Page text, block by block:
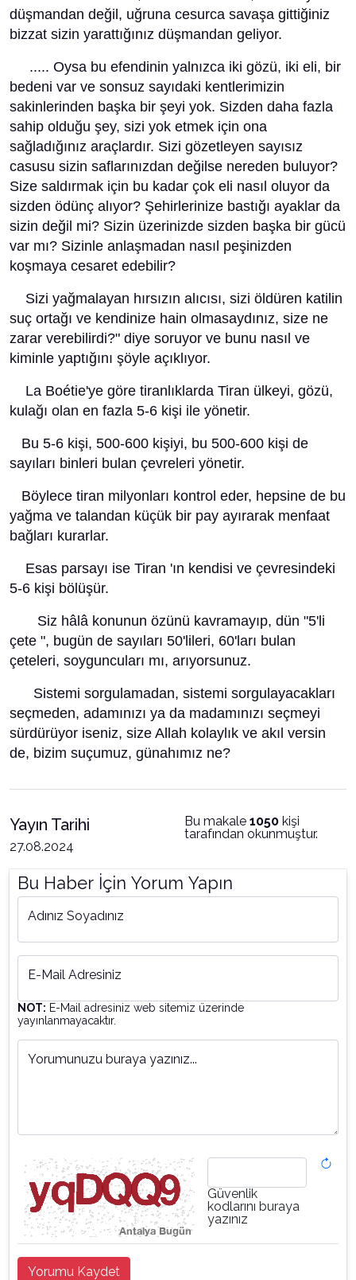
düşmandan değil, uğruna cesurca savaşa gittiğiniz
bizzat sizin yarattığınız düşmandan geliyor.
..... Oysa bu efendinin yalnızca iki gözü, iki eli, bir
bedeni var ve sonsuz sayıdaki kentlerimizin
sakinlerinden başka bir şeyi yok. Sizden daha fazla
sahip olduğu şey, sizi yok etmek için ona
sağladığınız araçlardır. Sizi gözetleyen sayısız
casusu sizin saflarınızdan değilse nereden buluyor?
Size saldırmak için bu kadar çok eli nasıl oluyor da
sizden ödünç alıyor? Şehirlerinize bastığı ayaklar da
sizin değil mi? Sizin üzerinizde sizden başka bir gücü
var mı? Sizinle anlaşmadan nasıl peşinizden
koşmaya cesaret edebilir?
Sizi yağmalayan hırsızın alıcısı, sizi öldüren katilin
suç ortağı ve kendinize hain olmasaydınız, size ne
zarar verebilirdi?" diye soruyor ve bunu nasıl ve
kiminle yaptığını şöyle açıklıyor.
La Boétie'ye göre tiranlıklarda Tiran ülkeyi, gözü,
kulağı olan en fazla 5-6 kişi ile yönetir.
Bu 5-6 kişi, 500-600 kişiyi, bu 500-600 kişi de
sayıları binleri bulan çevreleri yönetir.
Böylece tiran milyonları kontrol eder, hepsine de bu
yağma ve talandan küçük bir pay ayırarak menfaat
bağları kurarlar.
Esas parsayı ise Tiran 'ın kendisi ve çevresindeki
5-6 kişi bölüşür.
Siz hâlâ konunun özünü kavramayıp, dün "5'li
çete ", bugün de sayıları 50'lileri, 60'ları bulan
çeteleri, soyguncuları mı, arıyorsunuz.
Sistemi sorgulamadan, sistemi sorgulayacakları
seçmeden, adamınızı ya da madamınızı seçmeyi
sürdürüyor iseniz, size Allah kolaylık ve akıl versin
de, bizim suçumuz, günahımız ne?
Yayın Tarihi
27.08.2024
Bu makale 1050 kişi
tarafından okunmuştur.
Bu Haber İçin Yorum Yapın
Adınız Soyadınız
E-Mail Adresiniz
NOT: E-Mail adresiniz web sitemiz üzerinde
yayınlanmayacaktır.
Yorumunuzu buraya yazınız...
Güvenlik
kodlarını buraya
yazınız
Yorumu Kaydet